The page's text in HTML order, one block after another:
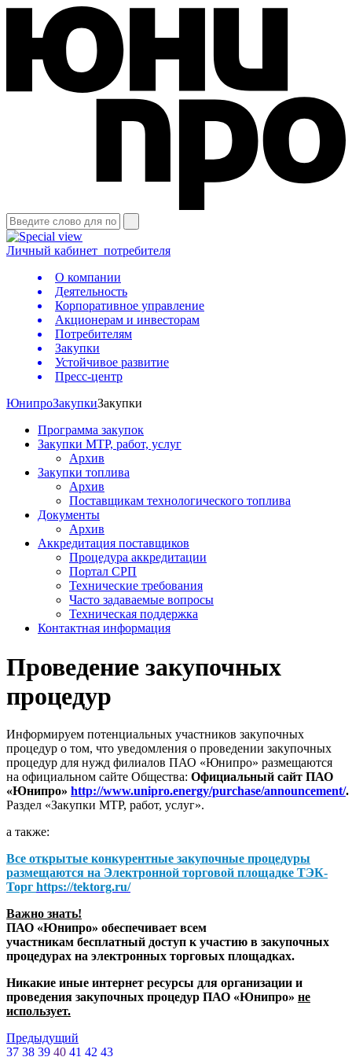
Личный кабинет потребителя
О компании
Деятельность
Корпоративное управление
Акционерам и инвесторам
Потребителям
Закупки
Устойчивое развитие
Пресс-центр
ЮнипроЗакупкиЗакупки
Программа закупок
Закупки МТР, работ, услуг
Архив
Закупки топлива
Архив
Поставщикам технологического топлива
Документы
Архив
Аккредитация поставщиков
Процедура аккредитации
Портал СРП
Технические требования
Часто задаваемые вопросы
Техническая поддержка
Контактная информация
Проведение закупочных
процедур
Информируем потенциальных участников закупочных
процедур о том, что уведомления о проведении закупочных
процедур для нужд филиалов ПАО «Юнипро» размещаются
на официальном сайте Общества: Официальный сайт ПАО
«Юнипро» http://www.unipro.energy/purchase/announcement/.
Раздел «Закупки МТР, работ, услуг».
а также:
Все открытые конкурентные закупочные процедуры
размещаются на Электронной торговой площадке ТЭК-
Торг https://tektorg.ru/
Важно знать!
ПАО «Юнипро» обеспечивает всем
участникам бесплатный доступ к участию в закупочных
процедурах на электронных торговых площадках.
Никакие иные интернет ресурсы для организации и
проведения закупочных процедур ПАО «Юнипро» не
использует.
Предыдущий
37 38 39 40 41 42 43